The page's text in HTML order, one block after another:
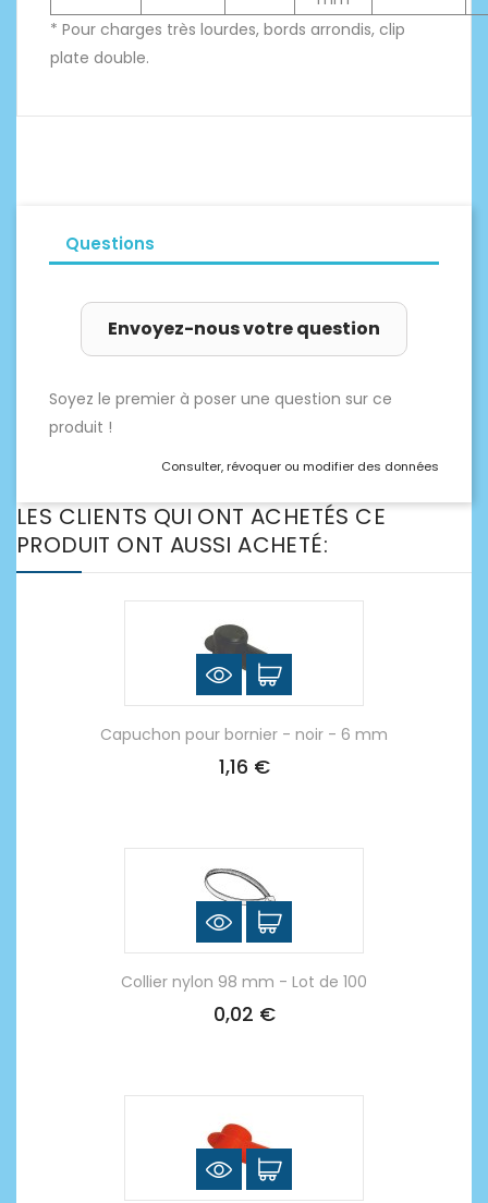
* Pour charges très lourdes, bords arrondis, clip
plate double.
Questions
Envoyez-nous votre question
Soyez le premier à poser une question sur ce
produit !
Consulter, révoquer ou modifier des données
LES CLIENTS QUI ONT ACHETÉS CE
PRODUIT ONT AUSSI ACHETÉ:
Capuchon pour bornier - noir - 6 mm
1,16 €
Collier nylon 98 mm - Lot de 100
0,02 €